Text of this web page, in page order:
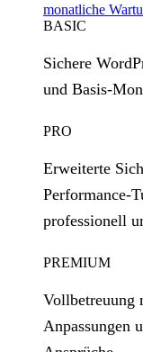
monatliche
BASIC
Sichere
und
PRO
Erweiterte
professionell
PREMIUM
Vollbetreuung
Anpassungen